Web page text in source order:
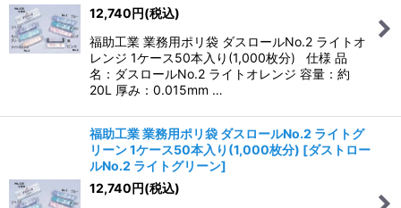
12,740円(税込)
福助工業 業務用ポリ袋 ダスロールNo.2 ライトオ
レンジ 1ケース50本入り(1,000枚分) 仕様 品
名：ダスロールNo.2 ライトオレンジ 容量：約
20L 厚み：0.015mm …
福助工業 業務用ポリ袋 ダスロールNo.2 ライトグ
リーン 1ケース50本入り(1,000枚分) [ダストロー
ルNo.2 ライトグリーン]
12,740円(税込)